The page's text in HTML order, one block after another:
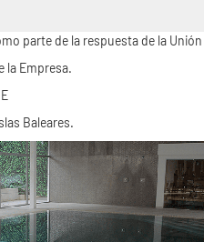
parte de la respuesta de la
la Empresa.
Baleares.